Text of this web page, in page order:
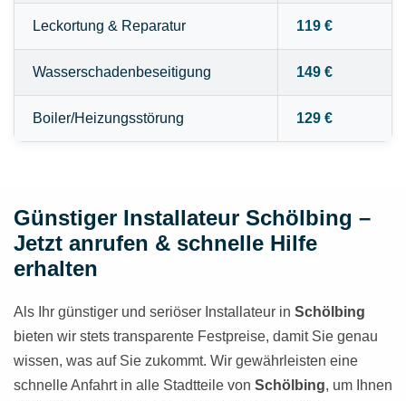
Leckortung & Reparatur 119 €
Wasserschadenbeseitigung 149 €
Boiler/Heizungsstörung 129 €
Günstiger Installateur Schölbing –
Jetzt anrufen & schnelle Hilfe
erhalten
Als Ihr günstiger und seriöser Installateur in Schölbing
bieten wir stets transparente Festpreise, damit Sie genau
wissen, was auf Sie zukommt. Wir gewährleisten eine
schnelle Anfahrt in alle Stadtteile von Schölbing, um Ihnen